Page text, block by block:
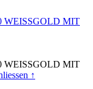
WEISSGOLD MIT
WEISSGOLD MIT
↑